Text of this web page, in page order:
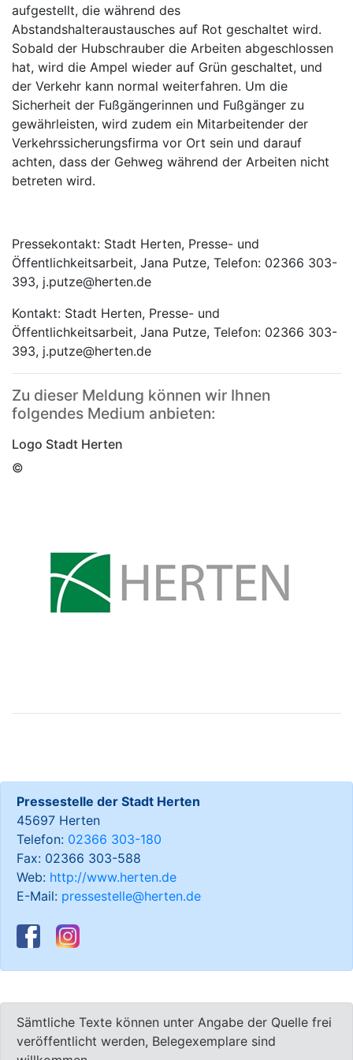
aufgestellt, die während des
Abstandshalteraustausches auf Rot geschaltet wird.
Sobald der Hubschrauber die Arbeiten abgeschlossen
hat, wird die Ampel wieder auf Grün geschaltet, und
der Verkehr kann normal weiterfahren. Um die
Sicherheit der Fußgängerinnen und Fußgänger zu
gewährleisten, wird zudem ein Mitarbeitender der
Verkehrssicherungsfirma vor Ort sein und darauf
achten, dass der Gehweg während der Arbeiten nicht
betreten wird.
Pressekontakt: Stadt Herten, Presse- und
Öffentlichkeitsarbeit, Jana Putze, Telefon: 02366 303-
393, j.putze@herten.de
Kontakt: Stadt Herten, Presse- und
Öffentlichkeitsarbeit, Jana Putze, Telefon: 02366 303-
393, j.putze@herten.de
Zu dieser Meldung können wir Ihnen
folgendes Medium anbieten:
Logo Stadt Herten
©
Pressestelle der Stadt Herten
45697 Herten
Telefon: 02366 303-180
Fax: 02366 303-588
Web: http://www.herten.de
E-Mail: pressestelle@herten.de
Sämtliche Texte können unter Angabe der Quelle frei
veröffentlicht werden, Belegexemplare sind